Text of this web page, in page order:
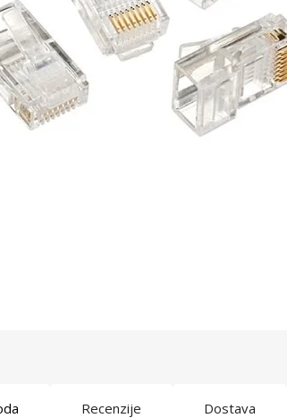
Recenzije Dostava